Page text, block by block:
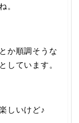
。
か順調そうな
しています。
しいけど♪